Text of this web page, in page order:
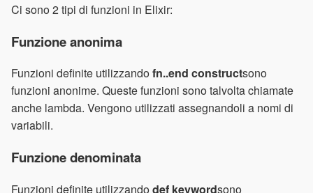
Ci sono 2 tipi di funzioni in Elixir:
Funzione anonima
Funzioni definite utilizzandofn..end constructsono
funzioni anonime. Queste funzioni sono talvolta chiamate
anche lambda. Vengono utilizzati assegnandoli a nomi di
variabili.
Funzione denominata
Funzioni definite utilizzandodef keywordsono